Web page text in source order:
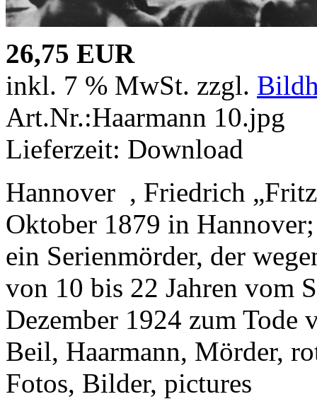
26,75 EUR
inkl. 7 % MwSt. zzgl.
Art.Nr.:Haarmann 10.jpg
Lieferzeit: Download
Hannover , Friedrich
Oktober 1879 in
ein Serienmörder, der
von 10 bis 22 Jahren vom
Dezember 1924 zum Tode
Beil, Haarmann, Mörder,
Fotos, Bilder, pictures